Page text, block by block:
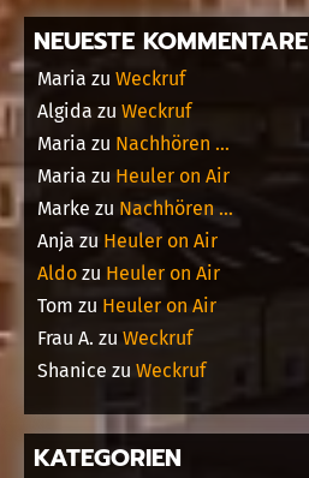
NEUESTE KOMMENTARE
Maria zu Weckruf
Algida zu Weckruf
Maria zu Nachhören …
Maria zu Heuler on Air
Marke zu Nachhören …
Anja zu Heuler on Air
Aldo zu Heuler on Air
Tom zu Heuler on Air
Frau A. zu Weckruf
Shanice zu Weckruf
KATEGORIEN